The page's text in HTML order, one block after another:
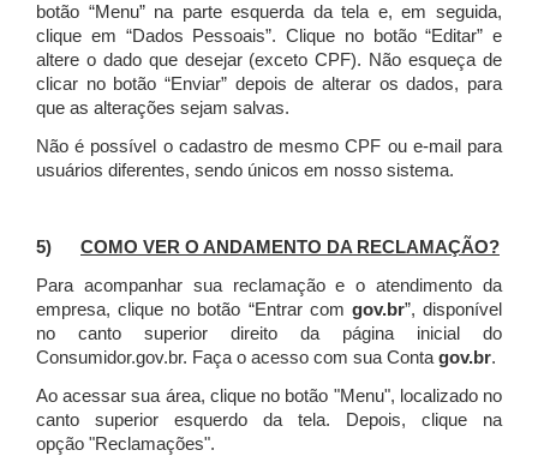
botão “Menu” na parte esquerda da tela e, em seguida,
clique em “Dados Pessoais”. Clique no botão “Editar” e
altere o dado que desejar (exceto CPF). Não esqueça de
clicar no botão “Enviar” depois de alterar os dados, para
que as alterações sejam salvas.
Não é possível o cadastro de mesmo CPF ou e-mail para
usuários diferentes, sendo únicos em nosso sistema.
5) COMO VER O ANDAMENTO DA RECLAMAÇÃO?
Para acompanhar sua reclamação e o atendimento da
empresa, clique no botão “Entrar com gov.br”, disponível
no canto superior direito da página inicial do
Consumidor.gov.br. Faça o acesso com sua Contagov.br.
Ao acessar sua área, clique no botão "Menu", localizado no
canto superior esquerdo da tela. Depois, clique na
opção "Reclamações".